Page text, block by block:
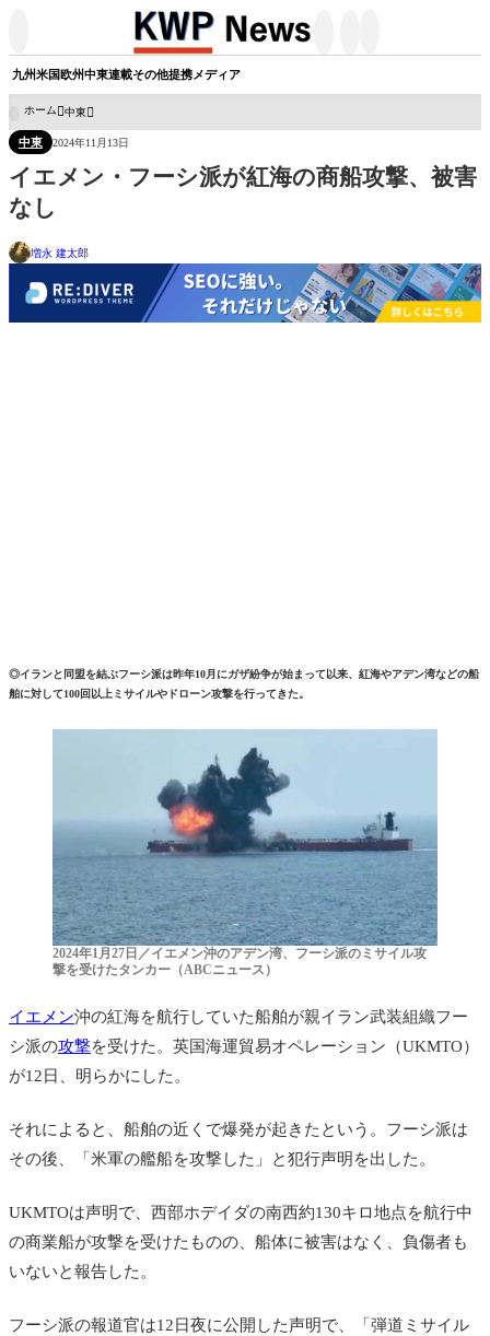
九州米国欧州中東連載その他提携メディア
ホーム 中東
中東 2024年11月13日
イエメン・フーシ派が紅海の商船攻撃、被害
なし
増永 建太郎
◎イランと同盟を結ぶフーシ派は昨年10月にガザ紛争が始まって以来、紅海やアデン湾などの船
舶に対して100回以上ミサイルやドローン攻撃を行ってきた。
2024年1月27日／イエメン沖のアデン湾、フーシ派のミサイル攻
撃を受けたタンカー（ABCニュース）
イエメン沖の紅海を航行していた船舶が親イラン武装組織フー
シ派の攻撃を受けた。英国海運貿易オペレーション（UKMTO）
が12日、明らかにした。
それによると、船舶の近くで爆発が起きたという。フーシ派は
その後、「米軍の艦船を攻撃した」と犯行声明を出した。
UKMTOは声明で、西部ホデイダの南西約130キロ地点を航行中
の商業船が攻撃を受けたものの、船体に被害はなく、負傷者も
いないと報告した。
フーシ派の報道官は12日夜に公開した声明で、「弾道ミサイル